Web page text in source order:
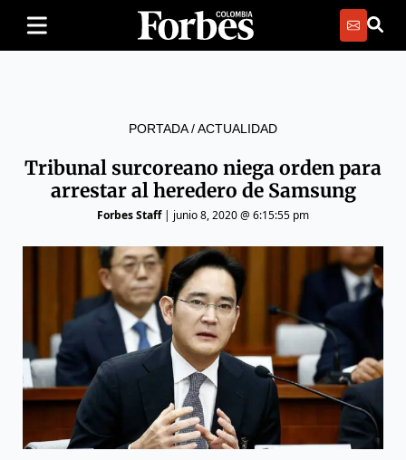
PORTADA/ACTUALIDAD
Tribunal surcoreano niega orden para
arrestar al heredero de Samsung
Forbes Staff| junio 8, 2020 @ 6:15:55 pm